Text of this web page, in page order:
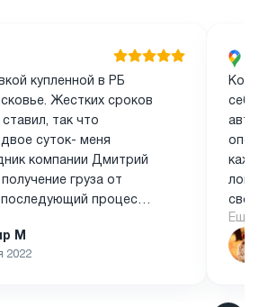
купленной в РБ
Жестких сроков
так что
суток- меня
компании Дмитрий
груза от
процесс,
по вотсапп. Одно
общений с
время. Сам
М
2022
Еще